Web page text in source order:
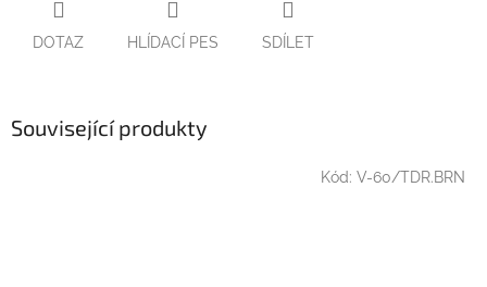
DOTAZ HLÍDACÍ PES SDÍLET
Související produkty
Kód: V-60/TDR.BRN